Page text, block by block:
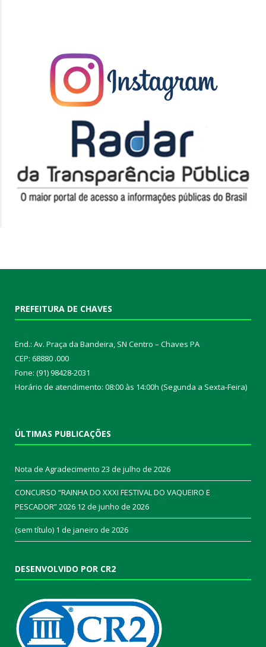
PREFEITURA DE CHAVES
End.: Av. Praça da Bandeira, SN Centro – Chaves PA
CEP: 68880 .000
Fone: (91) 98428-2031
Horário de atendimento: 08:00 às 14:00h (Segunda a Sexta-Feira)
ÚLTIMAS PUBLICAÇÕES
Nota de Agradecimento 23 de julho de 2026
CONCURSO “RAINHA DO XXXI FESTIVAL DO VAQUEIRO E
PESCADOR” 2026 12 de junho de 2026
(sem título) 1 de janeiro de 2026
DESENVOLVIDO POR CR2